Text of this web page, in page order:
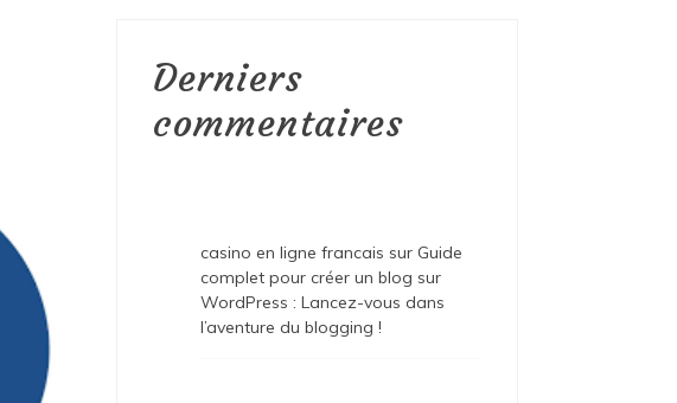
Derniers
commentaires
casino en ligne francais sur Guide
complet pour créer un blog sur
WordPress : Lancez-vous dans
l’aventure du blogging !